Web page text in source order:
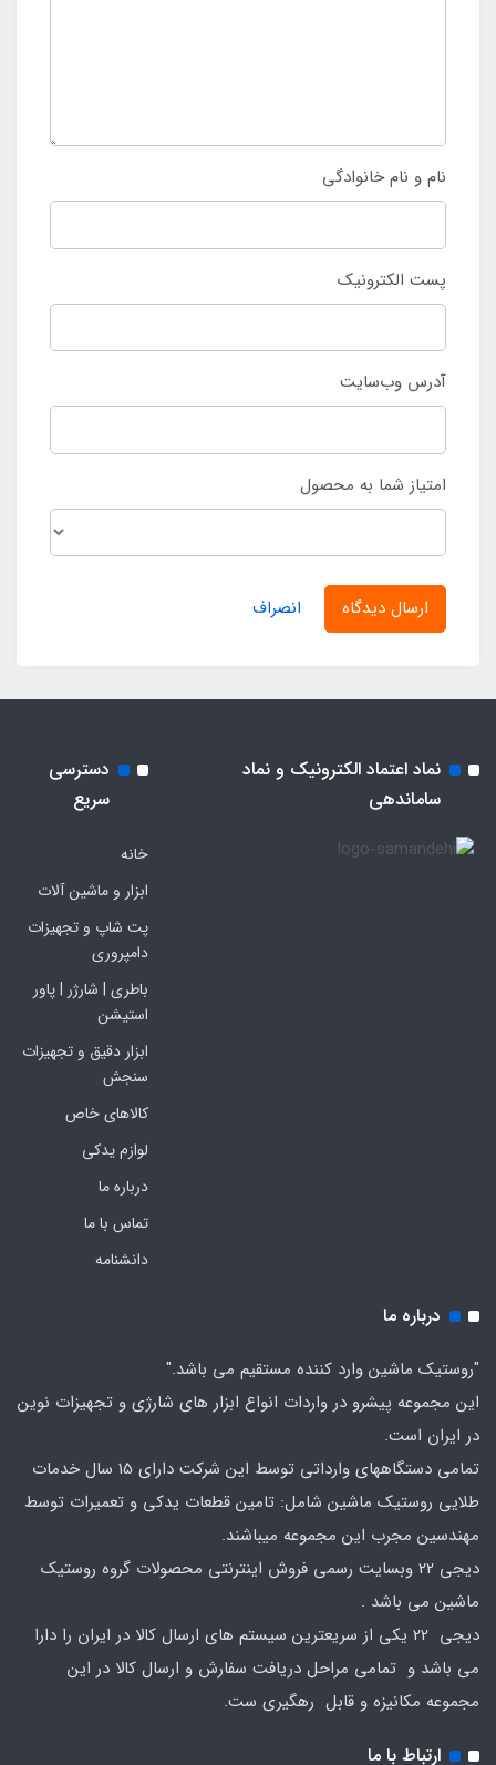
نام و نام خانوادگی
پست الکترونیک
آدرس وب‌سایت
امتیاز شما به محصول
ارسال دیدگاه انصراف
نماد اعتماد الکترونیک و نماد
ساماندهی
دسترسی
سریع
خانه
ابزار و ماشین آلات
پت شاپ و تجهیزات
دامپروری
باطری | شارژر | پاور
استیشن
ابزار دقیق و تجهیزات
سنجش
کالاهای خاص
لوازم یدکی
درباره ما
تماس با ما
دانشنامه
درباره ما
"روستیک ماشین وارد کننده مستقیم می باشد."
این مجموعه پیشرو در واردات انواع ابزار های شارژی و تجهیزات نوین
در ایران است.
تمامی دستگاههای وارداتی توسط این شرکت دارای 15 سال خدمات
طلایی روستیک ماشین شامل: تامین قطعات یدکی و تعمیرات توسط
مهندسین مجرب این مجموعه میباشند.
دیجی 22 وبسایت رسمی فروش اینترنتی محصولات گروه روستیک
ماشین می باشد .
دیجی 22 یکی از سریعترین سیستم های ارسال کالا در ایران را دارا
می باشد و تمامی مراحل دریافت سفارش و ارسال کالا در این
مجموعه مکانیزه و قابل رهگیری ست.
ارتباط با ما